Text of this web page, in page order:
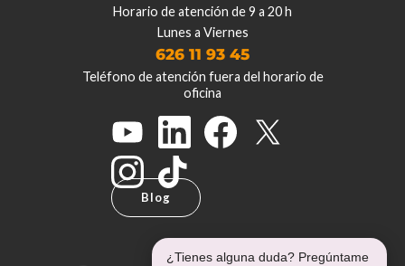
Horario de atención de 9 a 20 h
Lunes a Viernes
626 11 93 45
Teléfono de atención fuera del horario de
oficina
Blog
¿Tienes alguna duda? Pregúntame